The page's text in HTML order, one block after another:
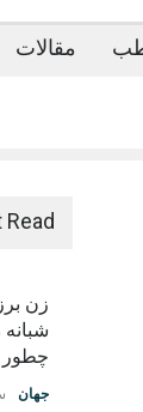
مقالات
چطور
جهان